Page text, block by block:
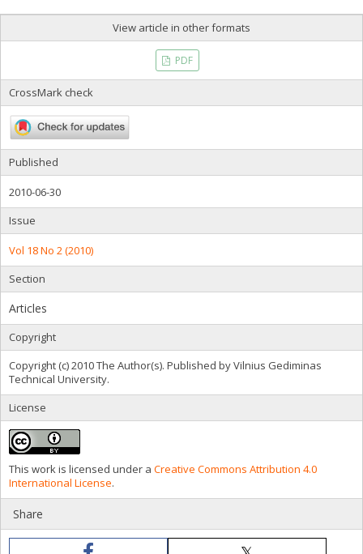
View article in other formats
PDF
CrossMark check
Published
2010-06-30
Issue
Vol 18 No 2 (2010)
Section
Articles
Copyright
Copyright (c) 2010 The Author(s). Published by Vilnius Gediminas
Technical University.
License
This work is licensed under a Creative Commons Attribution 4.0
International License.
Share